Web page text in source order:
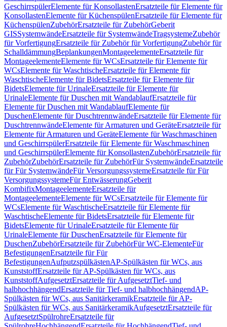
GeschirrspülerElemente für KonsollastenErsatzteile für Elemente für
KonsollastenElemente für KüchenspülenErsatzteile für Elemente für
KüchenspülenZubehörErsatzteile für ZubehörGeberit
GISSystemwändeErsatzteile für SystemwändeTragsystemeZubehör
für VorfertigungErsatzteile für Zubehör für VorfertigungZubehör für
SchalldämmungBeplankungenMontageelementeErsatzteile für
MontageelementeElemente für WCsErsatzteile für Elemente für
WCsElemente für WaschtischeErsatzteile für Elemente für
WaschtischeElemente für BidetsErsatzteile für Elemente für
BidetsElemente für UrinaleErsatzteile für Elemente für
UrinaleElemente für Duschen mit WandablaufErsatzteile für
Elemente für Duschen mit WandablaufElemente für
DuschenElemente für DuschtrennwändeErsatzteile für Elemente für
DuschtrennwändeElemente für Armaturen und GeräteErsatzteile für
Elemente für Armaturen und GeräteElemente für Waschmaschinen
und GeschirrspülerErsatzteile für Elemente für Waschmaschinen
und GeschirrspülerElemente für KonsollastenZubehörErsatzteile für
ZubehörZubehörErsatzteile für ZubehörFür SystemwändeErsatzteile
für Für SystemwändeFür VersorgungssystemeErsatzteile für Für
VersorgungssystemeFür EntwässerungGeberit
KombifixMontageelementeErsatzteile für
MontageelementeElemente für WCsErsatzteile für Elemente für
WCsElemente für WaschtischeErsatzteile für Elemente für
WaschtischeElemente für BidetsErsatzteile für Elemente für
BidetsElemente für UrinaleErsatzteile für Elemente für
UrinaleElemente für DuschenErsatzteile für Elemente für
DuschenZubehörErsatzteile für ZubehörFür WC-ElementeFür
BefestigungenErsatzteile für Für
BefestigungenAufputzspülkästenAP-Spülkästen für WCs, aus
KunststoffErsatzteile für AP-Spülkästen für WCs, aus
KunststoffAufgesetztErsatzteile für AufgesetztTief- und
halbhochhängendErsatzteile für Tief- und halbhochhängendAP-
Spülkästen für WCs, aus SanitärkeramikErsatzteile für AP-
Spülkästen für WCs, aus SanitärkeramikAufgesetztErsatzteile für
AufgesetztSpülrohreErsatzteile für